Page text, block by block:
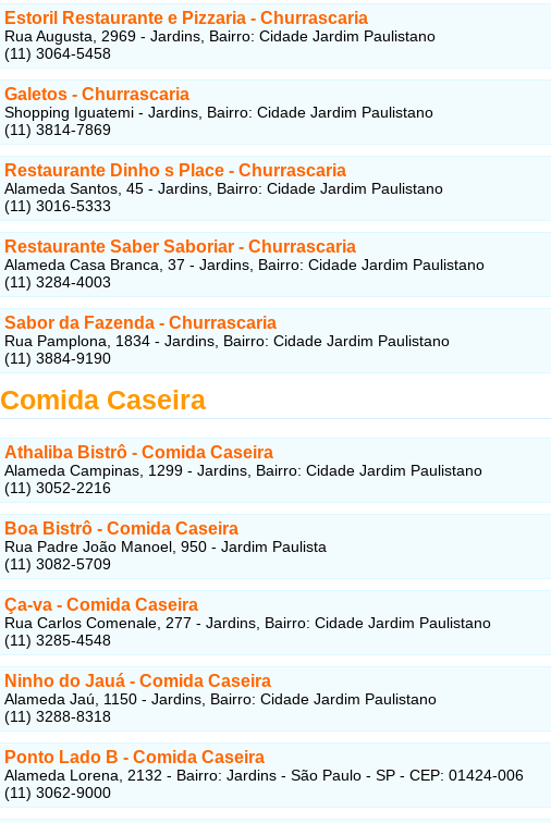
Estoril Restaurante e Pizzaria - Churrascaria
Rua Augusta, 2969 - Jardins, Bairro: Cidade Jardim Paulistano
(11) 3064-5458
Galetos - Churrascaria
Shopping Iguatemi - Jardins, Bairro: Cidade Jardim Paulistano
(11) 3814-7869
Restaurante Dinho s Place - Churrascaria
Alameda Santos, 45 - Jardins, Bairro: Cidade Jardim Paulistano
(11) 3016-5333
Restaurante Saber Saboriar - Churrascaria
Alameda Casa Branca, 37 - Jardins, Bairro: Cidade Jardim Paulistano
(11) 3284-4003
Sabor da Fazenda - Churrascaria
Rua Pamplona, 1834 - Jardins, Bairro: Cidade Jardim Paulistano
(11) 3884-9190
Comida Caseira
Athaliba Bistrô - Comida Caseira
Alameda Campinas, 1299 - Jardins, Bairro: Cidade Jardim Paulistano
(11) 3052-2216
Boa Bistrô - Comida Caseira
Rua Padre João Manoel, 950 - Jardim Paulista
(11) 3082-5709
Ça-va - Comida Caseira
Rua Carlos Comenale, 277 - Jardins, Bairro: Cidade Jardim Paulistano
(11) 3285-4548
Ninho do Jauá - Comida Caseira
Alameda Jaú, 1150 - Jardins, Bairro: Cidade Jardim Paulistano
(11) 3288-8318
Ponto Lado B - Comida Caseira
Alameda Lorena, 2132 - Bairro: Jardins - São Paulo - SP - CEP: 01424-006
(11) 3062-9000